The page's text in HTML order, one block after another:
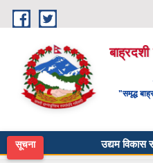
Skip to main content
"समृद्ध
सूचना उद्यम विकास